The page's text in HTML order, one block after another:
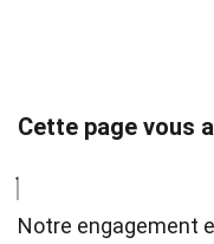
Cette page vous
Notre engagement